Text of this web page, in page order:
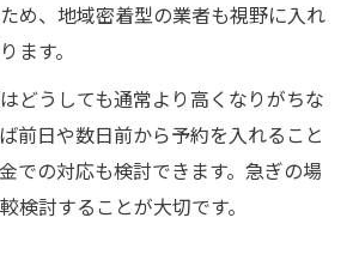
め、地域密着型の業者も視野に入れ
ます。
どうしても通常より高くなりがちな
前日や数日前から予約を入れること
での対応も検討できます。急ぎの場
検討することが大切です。